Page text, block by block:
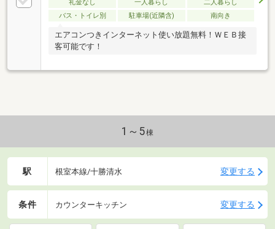
礼金なし 一人暮らし
二人暮らし
バス・トイレ別
駐車場(近隣含) 南向き
エアコンつきインターネット使い放題無料！ＷＥＢ接
客可能です！
1～5棟
駅 根室本線/十勝清水 変更する
条件 カウンターキッチン 変更する